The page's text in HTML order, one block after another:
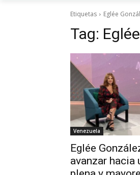
Etiquetas Eglée
Tag:
Venezuela
Eglée
avanzar hacia